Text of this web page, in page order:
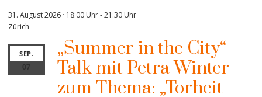
31. August 2026 · 18:00 Uhr-21:30 Uhr
Zürich
SEP.
07
„Summer in the City“
Talk mit Petra Winter
zum Thema: „Torheit